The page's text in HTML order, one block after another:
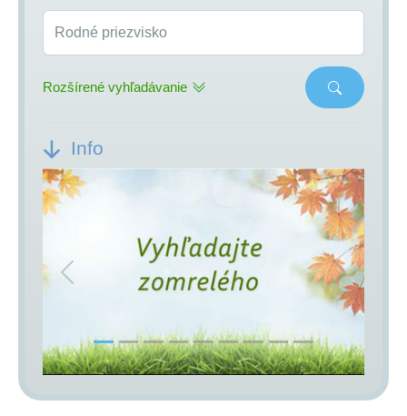
Rodné priezvisko
Rozšírené vyhľadávanie
Info
Previous Next